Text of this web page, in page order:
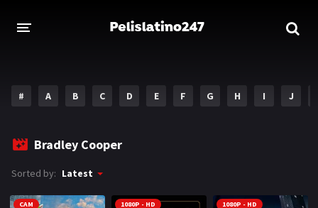
ESTRENOS 2023
# A B C D E F G H I J
Bradley Cooper
Sorted by: Latest
CAM 1080P - HD 1080P - HD